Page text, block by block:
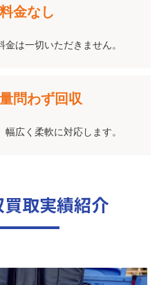
金なし
は一切いただきません。
問わず回収
広く柔軟に対応します。
取実績紹介